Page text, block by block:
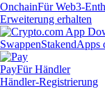
OnchainFür Web3-
Erweiterung erhalten
SwappenStakendApps
PayFür Händler
Händler-Registrierung